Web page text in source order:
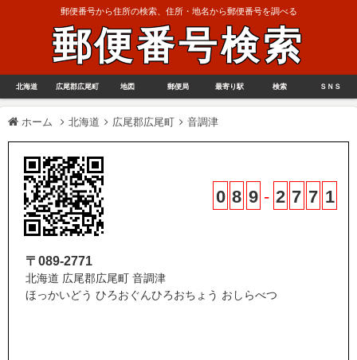
郵便番号から住所の検索、住所・地名から郵便番号を調べる
郵便番号検索
北海道 広尾郡広尾町 地図 郵便局 最寄り駅 検索 ＳＮＳ
ホーム 北海道 広尾郡広尾町 音調津
0 8 9 - 2 7 7 1
〒089-2771
北海道 広尾郡広尾町 音調津
ほっかいどう ひろおぐんひろおちょう おしらべつ